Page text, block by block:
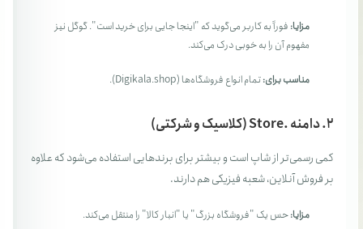
مزایا: فوراً به کاربر می‌گوید که "اینجا جایی برای خرید است". گوگل نیز
مفهوم آن را به خوبی درک می‌کند.
مناسب برای:تمام انواع فروشگاه‌ها (Digikala.shop).
۲. دامنه .Store (کلاسیک و شرکتی)
کمی رسمی‌تر از شاپ است و بیشتر برای برندهایی استفاده می‌شود که علاوه
بر فروش آنلاین، شعبه فیزیکی هم دارند.
مزایا:حس یک "فروشگاه بزرگ" یا "انبار کالا" را منتقل می‌کند.